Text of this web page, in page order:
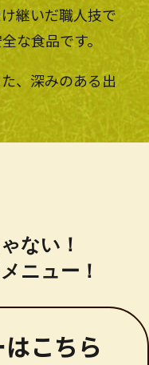
継いだ職人技で
な食品です。
、深みのある出
ない！
ニュー！
こちら